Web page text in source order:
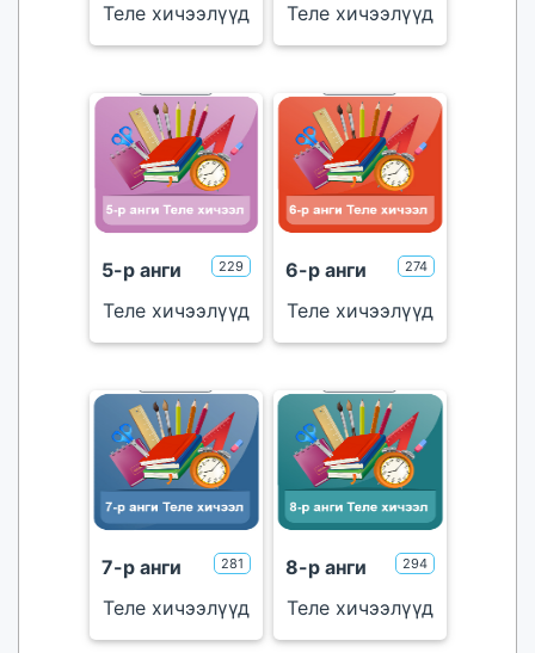
Теле хичээлүүд Теле хичээлүүд
тоглуулах
5-р анги 229
Теле хичээлүүд
тоглуулах
6-р анги 274
Теле хичээлүүд
тоглуулах
7-р анги 281
Теле хичээлүүд
тоглуулах
8-р анги 294
Теле хичээлүүд
тоглуулах тоглуулах